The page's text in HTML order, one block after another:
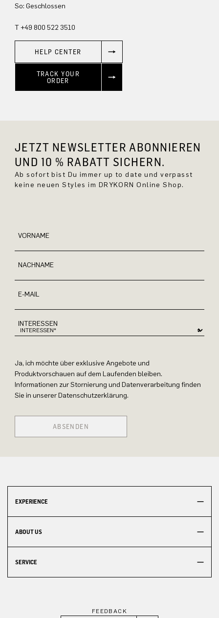
So: Geschlossen
T +49 800 522 3510
HELP CENTER
TRACK YOUR
ORDER
JETZT NEWSLETTER ABONNIEREN
UND 10 % RABATT SICHERN.
Ab sofort bist Du immer up to date und verpasst
keine neuen Styles im DRYKORN Online Shop.
VORNAME
NACHNAME
E-MAIL
INTERESSEN
Ja, ich möchte über exklusive Angebote und
Produktvorschauen auf dem Laufenden bleiben.
Informationen zur Stornierung und Datenverarbeitung finden
Sie in unserer Datenschutzerklärung.
ABSENDEN
EXPERIENCE
ABOUT US
SERVICE
FEEDBACK